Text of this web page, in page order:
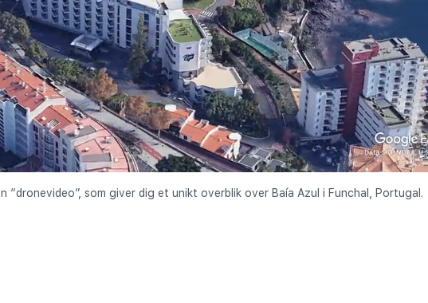
som giver dig et unikt overblik over Baía Azul i Funchal, Portugal.